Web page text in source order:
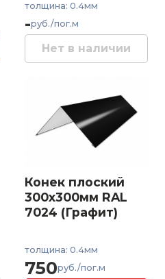
толщина: 0.4мм
-руб./пог.м
Нет в наличии
Конек плоский
300x300мм RAL
7024 (Графит)
толщина: 0.4мм
750руб./пог.м